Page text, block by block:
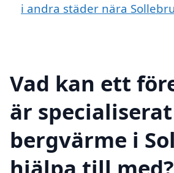
i andra städer nära
Vad kan ett
är
bergvärme i